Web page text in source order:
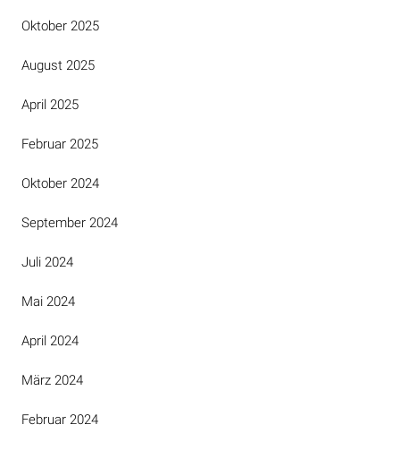
Oktober 2025
August 2025
April 2025
Februar 2025
Oktober 2024
September 2024
Juli 2024
Mai 2024
April 2024
März 2024
Februar 2024